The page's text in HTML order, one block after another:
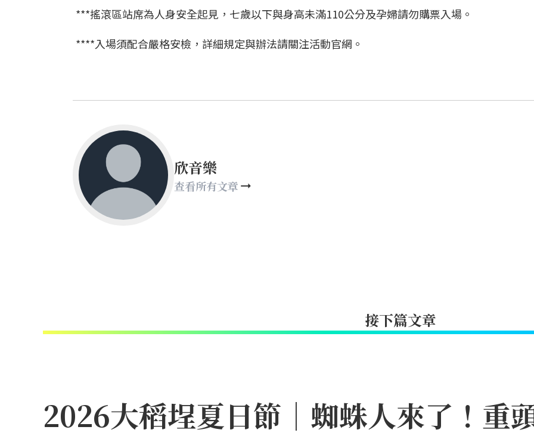
***搖滾區站席為人身安全起見，七歲以下與身高未滿110公分及孕婦請勿購票入場。
****入場須配合嚴格安檢，詳細規定與辦法請關注活動官網。
欣音樂
查看所有文章
接下篇文章
2026大稻埕夏日節｜蜘蛛人來了！重